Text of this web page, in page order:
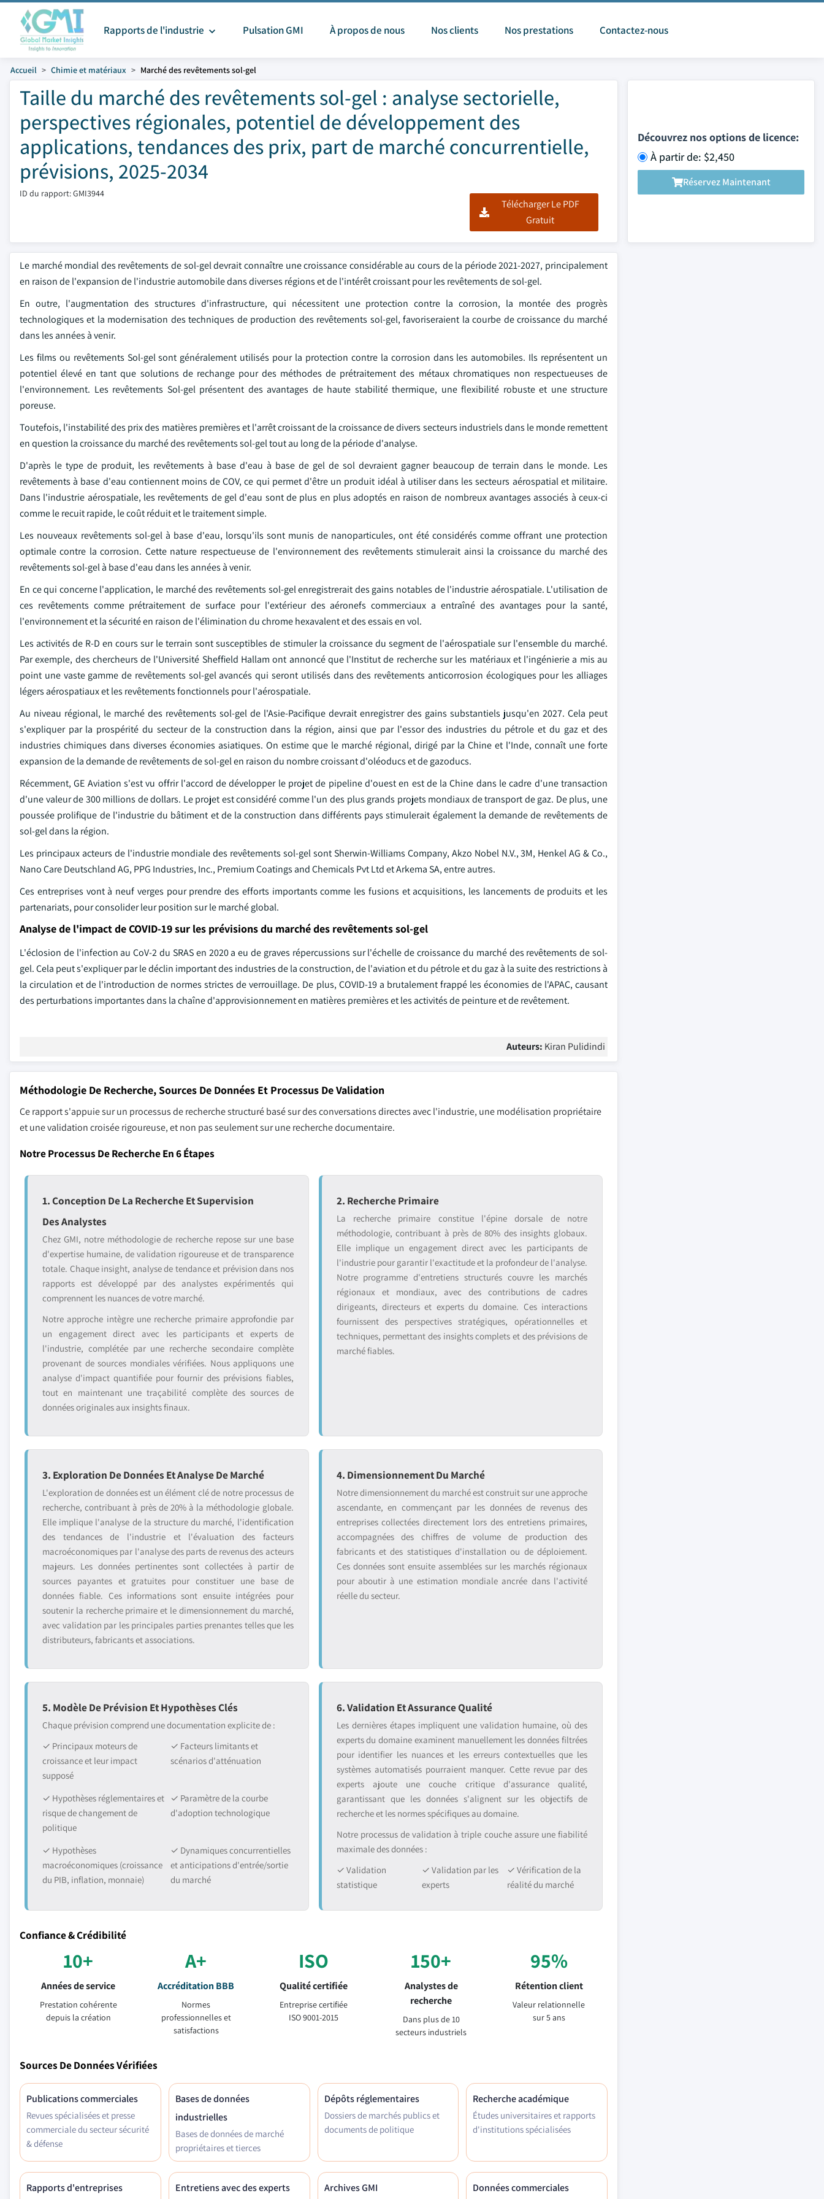
Rapports de l'industrie Pulsation GMI À propos de nous Nos clients Nos prestations Contactez-nous
Accueil Chimie et matériaux Marché des revêtements sol-gel
Taille du marché des revêtements sol-gel : analyse sectorielle,
perspectives régionales, potentiel de développement des
applications, tendances des prix, part de marché concurrentielle,
prévisions, 2025-2034
ID du rapport: GMI3944
Télécharger Le PDF
Gratuit
Découvrez nos options de licence:
À partir de: $2,450
Réservez Maintenant
Le marché mondial des revêtements de sol-gel devrait connaître une croissance considérable au cours de la période 2021-2027, principalement
en raison de l'expansion de l'industrie automobile dans diverses régions et de l'intérêt croissant pour les revêtements de sol-gel.
En outre, l'augmentation des structures d'infrastructure, qui nécessitent une protection contre la corrosion, la montée des progrès
technologiques et la modernisation des techniques de production des revêtements sol-gel, favoriseraient la courbe de croissance du marché
dans les années à venir.
Les films ou revêtements Sol-gel sont généralement utilisés pour la protection contre la corrosion dans les automobiles. Ils représentent un
potentiel élevé en tant que solutions de rechange pour des méthodes de prétraitement des métaux chromatiques non respectueuses de
l'environnement. Les revêtements Sol-gel présentent des avantages de haute stabilité thermique, une flexibilité robuste et une structure
poreuse.
Toutefois, l'instabilité des prix des matières premières et l'arrêt croissant de la croissance de divers secteurs industriels dans le monde remettent
en question la croissance du marché des revêtements sol-gel tout au long de la période d'analyse.
D'après le type de produit, les revêtements à base d'eau à base de gel de sol devraient gagner beaucoup de terrain dans le monde. Les
revêtements à base d'eau contiennent moins de COV, ce qui permet d'être un produit idéal à utiliser dans les secteurs aérospatial et militaire.
Dans l'industrie aérospatiale, les revêtements de gel d'eau sont de plus en plus adoptés en raison de nombreux avantages associés à ceux-ci
comme le recuit rapide, le coût réduit et le traitement simple.
Les nouveaux revêtements sol-gel à base d'eau, lorsqu'ils sont munis de nanoparticules, ont été considérés comme offrant une protection
optimale contre la corrosion. Cette nature respectueuse de l'environnement des revêtements stimulerait ainsi la croissance du marché des
revêtements sol-gel à base d'eau dans les années à venir.
En ce qui concerne l'application, le marché des revêtements sol-gel enregistrerait des gains notables de l'industrie aérospatiale. L'utilisation de
ces revêtements comme prétraitement de surface pour l'extérieur des aéronefs commerciaux a entraîné des avantages pour la santé,
l'environnement et la sécurité en raison de l'élimination du chrome hexavalent et des essais en vol.
Les activités de R-D en cours sur le terrain sont susceptibles de stimuler la croissance du segment de l'aérospatiale sur l'ensemble du marché.
Par exemple, des chercheurs de l'Université Sheffield Hallam ont annoncé que l'Institut de recherche sur les matériaux et l'ingénierie a mis au
point une vaste gamme de revêtements sol-gel avancés qui seront utilisés dans des revêtements anticorrosion écologiques pour les alliages
légers aérospatiaux et les revêtements fonctionnels pour l'aérospatiale.
Au niveau régional, le marché des revêtements sol-gel de l'Asie-Pacifique devrait enregistrer des gains substantiels jusqu'en 2027. Cela peut
s'expliquer par la prospérité du secteur de la construction dans la région, ainsi que par l'essor des industries du pétrole et du gaz et des
industries chimiques dans diverses économies asiatiques. On estime que le marché régional, dirigé par la Chine et l'Inde, connaît une forte
expansion de la demande de revêtements de sol-gel en raison du nombre croissant d'oléoducs et de gazoducs.
Récemment, GE Aviation s'est vu offrir l'accord de développer le projet de pipeline d'ouest en est de la Chine dans le cadre d'une transaction
d'une valeur de 300 millions de dollars. Le projet est considéré comme l'un des plus grands projets mondiaux de transport de gaz. De plus, une
poussée prolifique de l'industrie du bâtiment et de la construction dans différents pays stimulerait également la demande de revêtements de
sol-gel dans la région.
Les principaux acteurs de l'industrie mondiale des revêtements sol-gel sont Sherwin-Williams Company, Akzo Nobel N.V., 3M, Henkel AG & Co.,
Nano Care Deutschland AG, PPG Industries, Inc., Premium Coatings and Chemicals Pvt Ltd et Arkema SA, entre autres.
Ces entreprises vont à neuf verges pour prendre des efforts importants comme les fusions et acquisitions, les lancements de produits et les
partenariats, pour consolider leur position sur le marché global.
Analyse de l'impact de COVID-19 sur les prévisions du marché des revêtements sol-gel
L'éclosion de l'infection au CoV-2 du SRAS en 2020 a eu de graves répercussions sur l'échelle de croissance du marché des revêtements de sol-
gel. Cela peut s'expliquer par le déclin important des industries de la construction, de l'aviation et du pétrole et du gaz à la suite des restrictions à
la circulation et de l'introduction de normes strictes de verrouillage. De plus, COVID-19 a brutalement frappé les économies de l'APAC, causant
des perturbations importantes dans la chaîne d'approvisionnement en matières premières et les activités de peinture et de revêtement.
Auteurs: Kiran Pulidindi
Méthodologie De Recherche, Sources De Données Et Processus De Validation
Ce rapport s'appuie sur un processus de recherche structuré basé sur des conversations directes avec l'industrie, une modélisation propriétaire
et une validation croisée rigoureuse, et non pas seulement sur une recherche documentaire.
Notre Processus De Recherche En 6 Étapes
1. Conception De La Recherche Et Supervision
Des Analystes
Chez GMI, notre méthodologie de recherche repose sur une base
d'expertise humaine, de validation rigoureuse et de transparence
totale. Chaque insight, analyse de tendance et prévision dans nos
rapports est développé par des analystes expérimentés qui
comprennent les nuances de votre marché.
Notre approche intègre une recherche primaire approfondie par
un engagement direct avec les participants et experts de
l'industrie, complétée par une recherche secondaire complète
provenant de sources mondiales vérifiées. Nous appliquons une
analyse d'impact quantifiée pour fournir des prévisions fiables,
tout en maintenant une traçabilité complète des sources de
données originales aux insights finaux.
2. Recherche Primaire
La recherche primaire constitue l'épine dorsale de notre
méthodologie, contribuant à près de 80% des insights globaux.
Elle implique un engagement direct avec les participants de
l'industrie pour garantir l'exactitude et la profondeur de l'analyse.
Notre programme d'entretiens structurés couvre les marchés
régionaux et mondiaux, avec des contributions de cadres
dirigeants, directeurs et experts du domaine. Ces interactions
fournissent des perspectives stratégiques, opérationnelles et
techniques, permettant des insights complets et des prévisions de
marché fiables.
3. Exploration De Données Et Analyse De Marché
L'exploration de données est un élément clé de notre processus de
recherche, contribuant à près de 20% à la méthodologie globale.
Elle implique l'analyse de la structure du marché, l'identification
des tendances de l'industrie et l'évaluation des facteurs
macroéconomiques par l'analyse des parts de revenus des acteurs
majeurs. Les données pertinentes sont collectées à partir de
sources payantes et gratuites pour constituer une base de
données fiable. Ces informations sont ensuite intégrées pour
soutenir la recherche primaire et le dimensionnement du marché,
avec validation par les principales parties prenantes telles que les
distributeurs, fabricants et associations.
4. Dimensionnement Du Marché
Notre dimensionnement du marché est construit sur une approche
ascendante, en commençant par les données de revenus des
entreprises collectées directement lors des entretiens primaires,
accompagnées des chiffres de volume de production des
fabricants et des statistiques d'installation ou de déploiement.
Ces données sont ensuite assemblées sur les marchés régionaux
pour aboutir à une estimation mondiale ancrée dans l'activité
réelle du secteur.
5. Modèle De Prévision Et Hypothèses Clés
Chaque prévision comprend une documentation explicite de :
✓ Principaux moteurs de
croissance et leur impact
supposé
✓ Facteurs limitants et
scénarios d'atténuation
✓ Hypothèses réglementaires et
risque de changement de
politique
✓ Paramètre de la courbe
d'adoption technologique
✓ Hypothèses
macroéconomiques (croissance
du PIB, inflation, monnaie)
✓ Dynamiques concurrentielles
et anticipations d'entrée/sortie
du marché
6. Validation Et Assurance Qualité
Les dernières étapes impliquent une validation humaine, où des
experts du domaine examinent manuellement les données filtrées
pour identifier les nuances et les erreurs contextuelles que les
systèmes automatisés pourraient manquer. Cette revue par des
experts ajoute une couche critique d'assurance qualité,
garantissant que les données s'alignent sur les objectifs de
recherche et les normes spécifiques au domaine.
Notre processus de validation à triple couche assure une fiabilité
maximale des données :
✓ Validation
statistique
✓ Validation par les
experts
✓ Vérification de la
réalité du marché
Confiance & Crédibilité
10+
Années de service
Prestation cohérente
depuis la création
A+
Accréditation BBB
Normes
professionnelles et
satisfactions
ISO
Qualité certifiée
Entreprise certifiée
ISO 9001-2015
150+
Analystes de
recherche
Dans plus de 10
secteurs industriels
95%
Rétention client
Valeur relationnelle
sur 5 ans
Sources De Données Vérifiées
Publications commerciales
Revues spécialisées et presse
commerciale du secteur sécurité
& défense
Bases de données
industrielles
Bases de données de marché
propriétaires et tierces
Dépôts réglementaires
Dossiers de marchés publics et
documents de politique
Recherche académique
Études universitaires et rapports
d'institutions spécialisées
Rapports d'entreprises Entretiens avec des experts Archives GMI Données commerciales